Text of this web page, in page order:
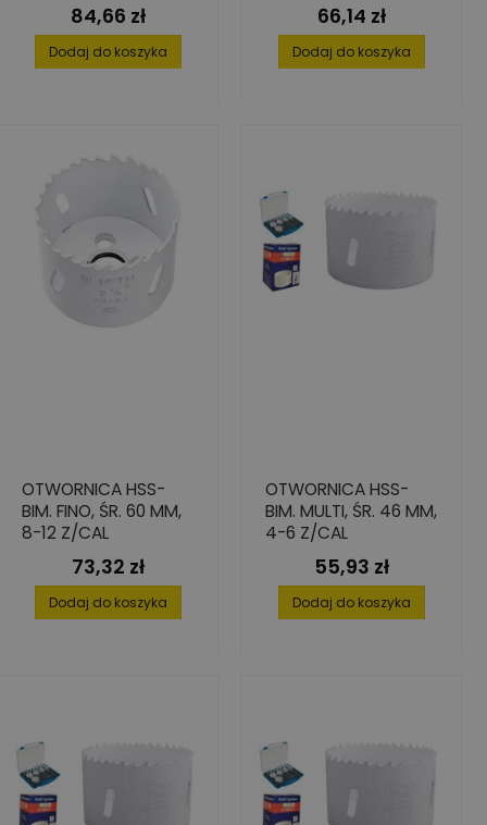
Cena
84,66 zł
Dodaj do koszyka
Cena
66,14 zł
Dodaj do koszyka
OTWORNICA HSS-
BIM. FINO, ŚR. 60 MM,
8-12 Z/CAL
Cena
73,32 zł
Dodaj do koszyka
OTWORNICA HSS-
BIM. MULTI, ŚR. 46 MM,
4-6 Z/CAL
Cena
55,93 zł
Dodaj do koszyka